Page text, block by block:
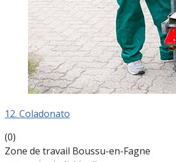
12. Coladonato
(0)
Zone de travail Boussu-en-Fagne